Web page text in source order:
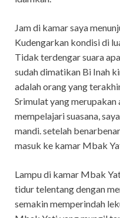
Jam di kamar saya
Kudengarkan kondisi di
Tidak terdengar suara
sudah dimatikan Bi Inah
adalah orang yang
Srimulat yang merupakan
mempelajari suasana,
mandi. setelah
masuk ke kamar Mbak
Lampu di kamar Mbak
tidur telentang dengan
semakin memperindah